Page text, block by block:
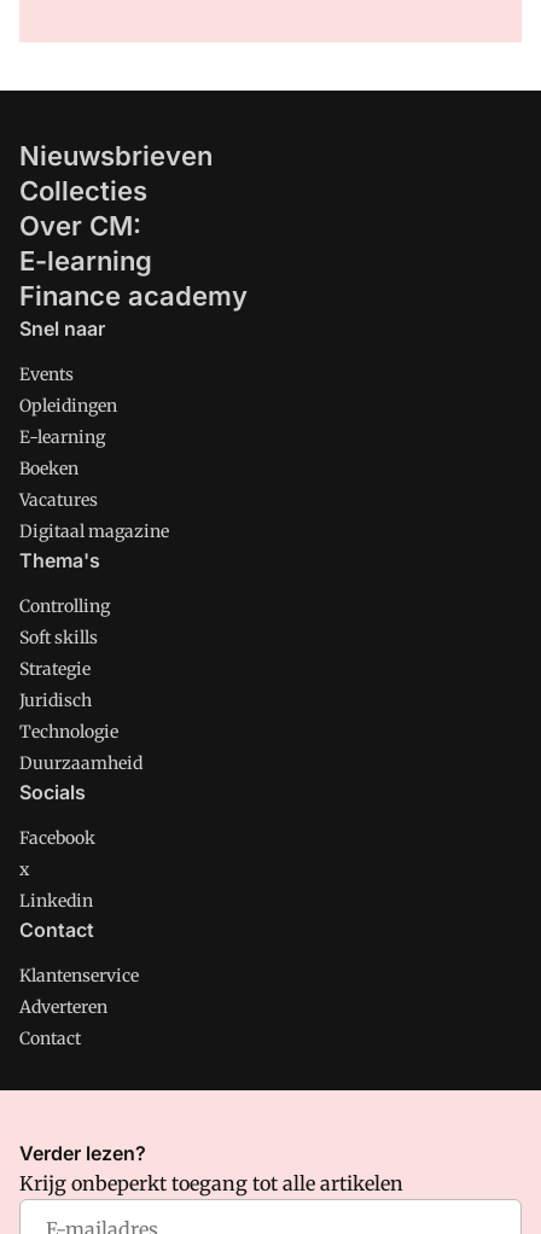
Nieuwsbrieven
Collecties
Over CM:
E-learning
Finance academy
Snel naar
Events
Opleidingen
E-learning
Boeken
Vacatures
Digitaal magazine
Thema's
Controlling
Soft skills
Strategie
Juridisch
Technologie
Duurzaamheid
Socials
Facebook
x
Linkedin
Contact
Klantenservice
Adverteren
Contact
CMweb is onderdeel van VMN media. Lees in
waar VMN media voor staat. Op gebruik van deze site zijn de
volgende regelingen van toepassing:Algemene Voorwaarden
Verder lezen?
Krijg onbeperkt toegang tot alle artikelen